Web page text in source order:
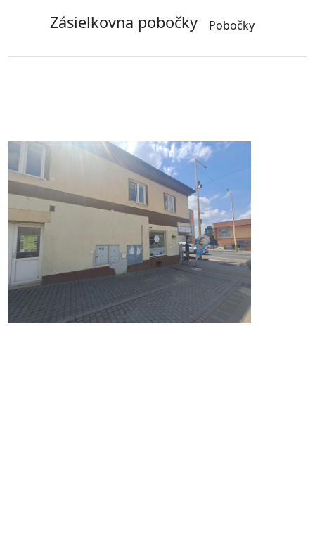
Zásielkovna pobočky Pobočky